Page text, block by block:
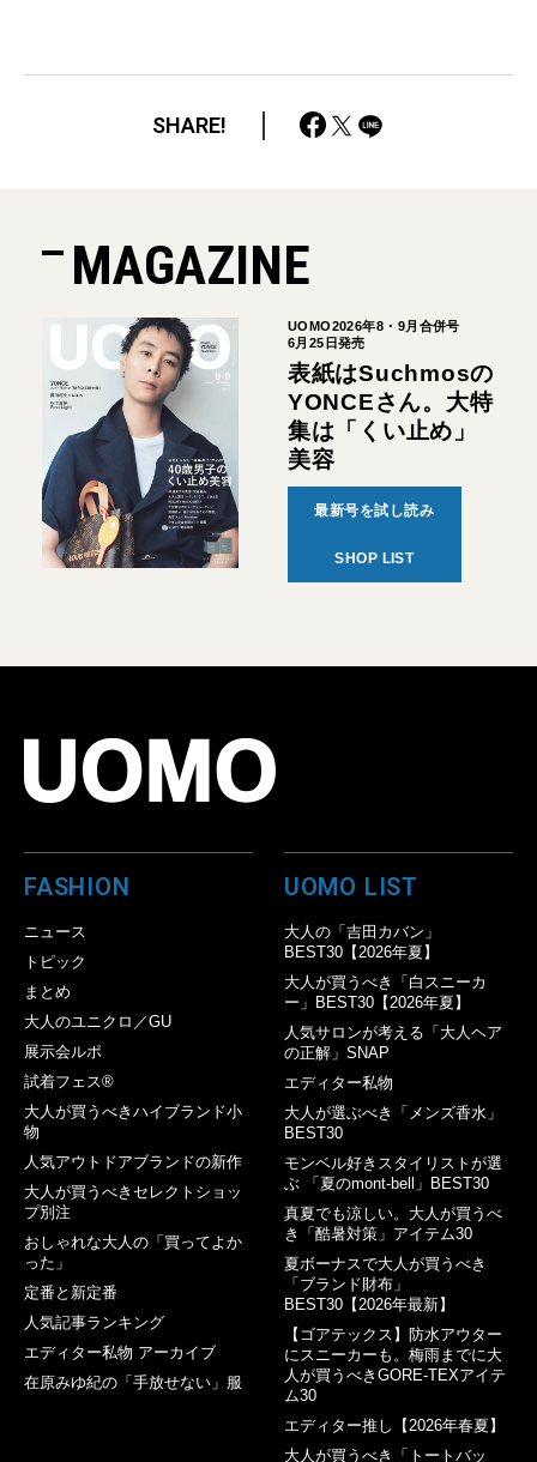
SHARE!
MAGAZINE
UOMO2026年8・9月合併号
6月25日発売
表紙はSuchmosの
YONCEさん。大特
集は「くい止め」
美容
最新号を試し読み
SHOP LIST
FASHION
ニュース
トピック
まとめ
大人のユニクロ／GU
展示会ルポ
試着フェス®︎
大人が買うべきハイブランド小
物
人気アウトドアブランドの新作
大人が買うべきセレクトショッ
プ別注
おしゃれな大人の「買ってよか
った」
定番と新定番
人気記事ランキング
エディター私物 アーカイブ
在原みゆ紀の「手放せない」服
UOMO LIST
大人の「吉田カバン」
BEST30【2026年夏】
大人が買うべき「白スニーカ
ー」BEST30【2026年夏】
人気サロンが考える「大人ヘア
の正解」SNAP
エディター私物
大人が選ぶべき「メンズ香水」
BEST30
モンベル好きスタイリストが選
ぶ 「夏のmont-bell」BEST30
真夏でも涼しい。大人が買うべ
き「酷暑対策」アイテム30
夏ボーナスで大人が買うべき
「ブランド財布」
BEST30【2026年最新】
【ゴアテックス】防水アウター
にスニーカーも。梅雨までに大
人が買うべきGORE-TEXアイテ
ム30
エディター推し【2026年春夏】
大人が買うべき「トートバッ